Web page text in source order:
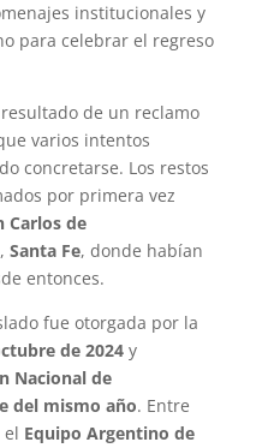
institucionales y
para celebrar el regreso
de un reclamo
varios intentos
concretarse. Los restos
por primera vez
Carlos de
, Santa Fe, donde habían
entonces.
fue otorgada por la
de 2024y
Nacional de
del mismo año. Entre
el Equipo Argentino de